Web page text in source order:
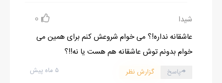
شیدا 0
عاشقانه نداره!؟ می خوام شروعش کنم برای همین می
خوام بدونم توش عاشقانه هم هست یا نه!!؟
۵ ماه پیش پاسخ گزارش نظر